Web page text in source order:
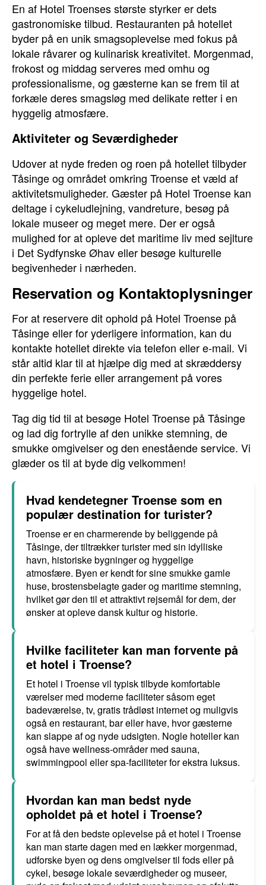
En af Hotel Troenses største styrker er dets
gastronomiske tilbud. Restauranten på hotellet
byder på en unik smagsoplevelse med fokus på
lokale råvarer og kulinarisk kreativitet. Morgenmad,
frokost og middag serveres med omhu og
professionalisme, og gæsterne kan se frem til at
forkæle deres smagsløg med delikate retter i en
hyggelig atmosfære.
Aktiviteter og Seværdigheder
Udover at nyde freden og roen på hotellet tilbyder
Tåsinge og området omkring Troense et væld af
aktivitetsmuligheder. Gæster på Hotel Troense kan
deltage i cykeludlejning, vandreture, besøg på
lokale museer og meget mere. Der er også
mulighed for at opleve det maritime liv med sejlture
i Det Sydfynske Øhav eller besøge kulturelle
begivenheder i nærheden.
Reservation og Kontaktoplysninger
For at reservere dit ophold på Hotel Troense på
Tåsinge eller for yderligere information, kan du
kontakte hotellet direkte via telefon eller e-mail. Vi
står altid klar til at hjælpe dig med at skræddersy
din perfekte ferie eller arrangement på vores
hyggelige hotel.
Tag dig tid til at besøge Hotel Troense på Tåsinge
og lad dig fortrylle af den unikke stemning, de
smukke omgivelser og den enestående service. Vi
glæder os til at byde dig velkommen!
Hvad kendetegner Troense som en
populær destination for turister?
Troense er en charmerende by beliggende på
Tåsinge, der tiltrækker turister med sin idylliske
havn, historiske bygninger og hyggelige
atmosfære. Byen er kendt for sine smukke gamle
huse, brostensbelagte gader og maritime stemning,
hvilket gør den til et attraktivt rejsemål for dem, der
ønsker at opleve dansk kultur og historie.
Hvilke faciliteter kan man forvente på
et hotel i Troense?
Et hotel i Troense vil typisk tilbyde komfortable
værelser med moderne faciliteter såsom eget
badeværelse, tv, gratis trådløst internet og muligvis
også en restaurant, bar eller have, hvor gæsterne
kan slappe af og nyde udsigten. Nogle hoteller kan
også have wellness-områder med sauna,
swimmingpool eller spa-faciliteter for ekstra luksus.
Hvordan kan man bedst nyde
opholdet på et hotel i Troense?
For at få den bedste oplevelse på et hotel i Troense
kan man starte dagen med en lækker morgenmad,
udforske byen og dens omgivelser til fods eller på
cykel, besøge lokale seværdigheder og museer,